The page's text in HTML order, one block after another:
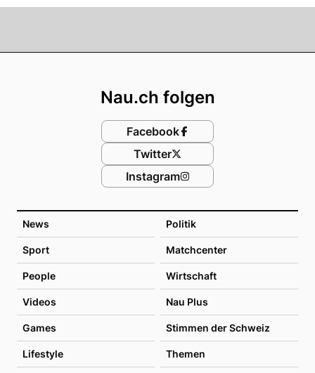
News Politik
Sport Matchcenter
People Wirtschaft
Videos Nau Plus
Games Stimmen der Schweiz
Lifestyle Themen
Nau.ch folgen
Facebook
Twitter
Instagram